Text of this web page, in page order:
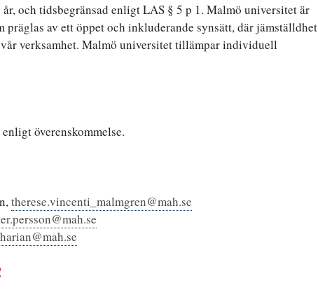
och tidsbegränsad enligt LAS § 5 p 1. Malmö universitet är
präglas av ett öppet och inkluderande synsätt, där jämställdhet
verksamhet. Malmö universitet tillämpar individuell
överenskommelse.
therese.vincenti_malmgren@mah.se